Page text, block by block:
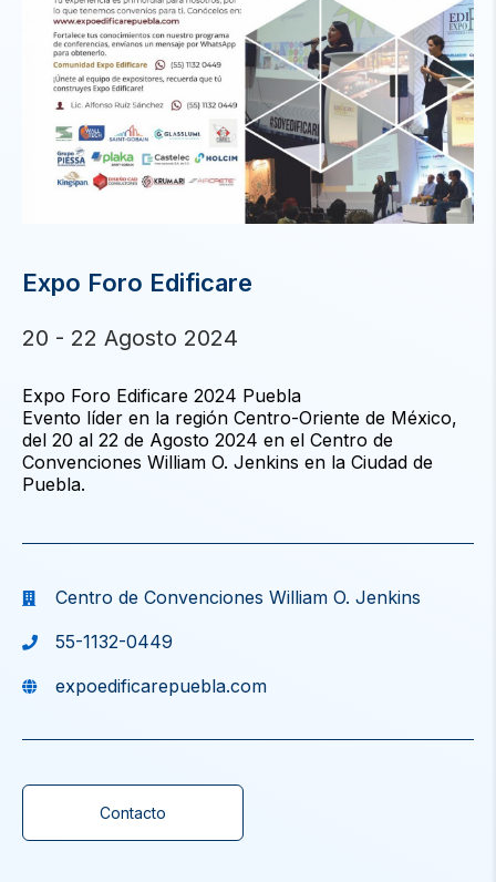
Expo Foro Edificare
20 - 22 Agosto 2024
Expo Foro Edificare 2024 Puebla
Evento líder en la región Centro-Oriente de México,
del 20 al 22 de Agosto 2024 en el Centro de
Convenciones William O. Jenkins en la Ciudad de
Puebla.
Centro de Convenciones William O. Jenkins
55-1132-0449
expoedificarepuebla.com
Contacto